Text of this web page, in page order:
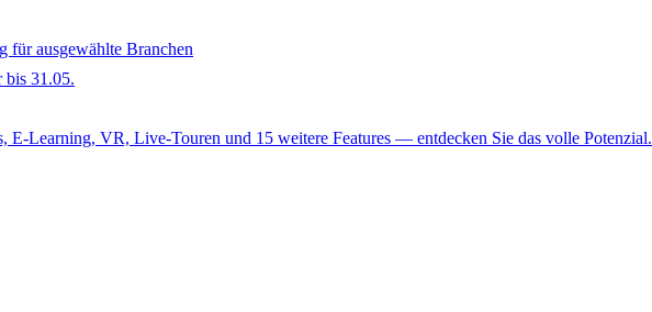
für ausgewählte Branchen
31.05.
E-Learning, VR, Live-Touren und 15 weitere Features — entdecken Sie das volle Potenzial.